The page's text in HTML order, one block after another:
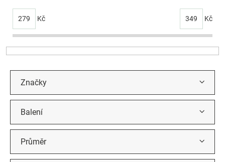
279 Kč 349 Kč
Značky
Balení
Průměr
d
u